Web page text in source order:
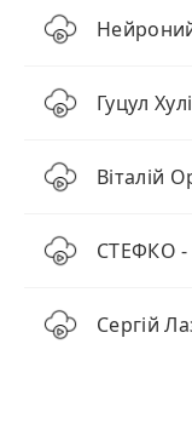
СТЕФКО -